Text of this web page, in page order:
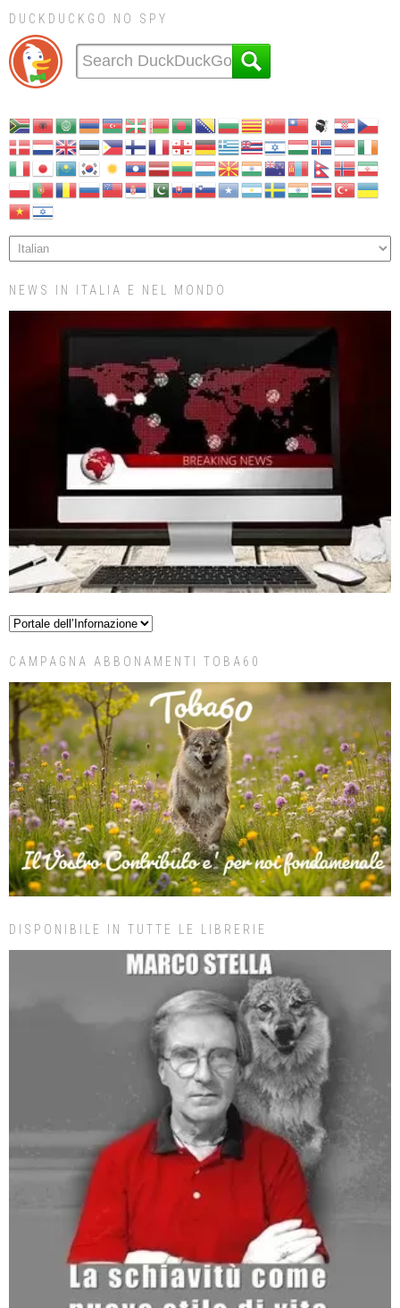
DUCKDUCKGO NO SPY
NEWS IN ITALIA E NEL MONDO
CAMPAGNA ABBONAMENTI TOBA60
DISPONIBILE IN TUTTE LE LIBRERIE